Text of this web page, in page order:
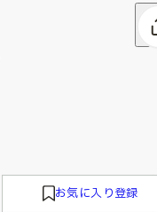
お気に入り登録